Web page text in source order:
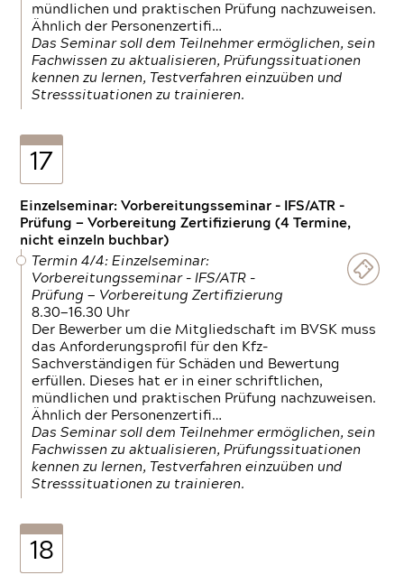
mündlichen und praktischen Prüfung nachzuweisen.
Ähnlich der Personenzertifi…
Das Seminar soll dem Teilnehmer ermöglichen, sein
Fachwissen zu aktualisieren, Prüfungssituationen
kennen zu lernen, Testverfahren einzuüben und
Stresssituationen zu trainieren.
17
Einzelseminar: Vorbereitungsseminar - IFS/ATR -
Prüfung — Vorbereitung Zertifizierung (4 Termine,
nicht einzeln buchbar)
Termin 4/4: Einzelseminar:
Vorbereitungsseminar - IFS/ATR -
Prüfung — Vorbereitung Zertifizierung
8.30—16.30 Uhr
Der Bewerber um die Mitgliedschaft im BVSK muss
das Anforderungsprofil für den Kfz-
Sachverständigen für Schäden und Bewertung
erfüllen. Dieses hat er in einer schriftlichen,
mündlichen und praktischen Prüfung nachzuweisen.
Ähnlich der Personenzertifi…
Das Seminar soll dem Teilnehmer ermöglichen, sein
Fachwissen zu aktualisieren, Prüfungssituationen
kennen zu lernen, Testverfahren einzuüben und
Stresssituationen zu trainieren.
18